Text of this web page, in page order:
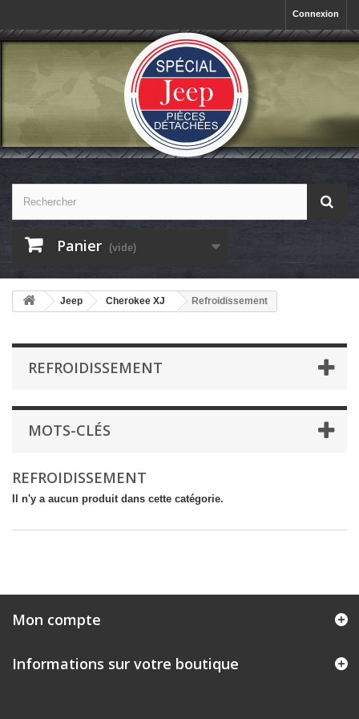
Connexion
Panier (vide)
Jeep Cherokee XJ Refroidissement
REFROIDISSEMENT
MOTS-CLÉS
REFROIDISSEMENT
Il n'y a aucun produit dans cette catégorie.
Mon compte
Informations sur votre boutique